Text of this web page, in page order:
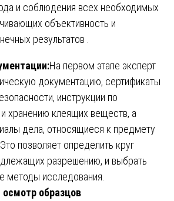
и соблюдения всех необходимых
объективность и
результатов .
На первом этапе эксперт
документацию, сертификаты
инструкции по
хранению клеящих веществ, а
дела, относящиеся к предмету
позволяет определить круг
разрешению, и выбрать
методы исследования.
образцов